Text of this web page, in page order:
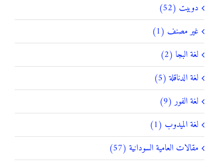
دوبيت (52)
غير مصنف (1)
لغة البجا (2)
لغة الدناقلة (5)
لغة الفور (9)
لغة الميدوب (1)
مقالات العامية السودانية (57)